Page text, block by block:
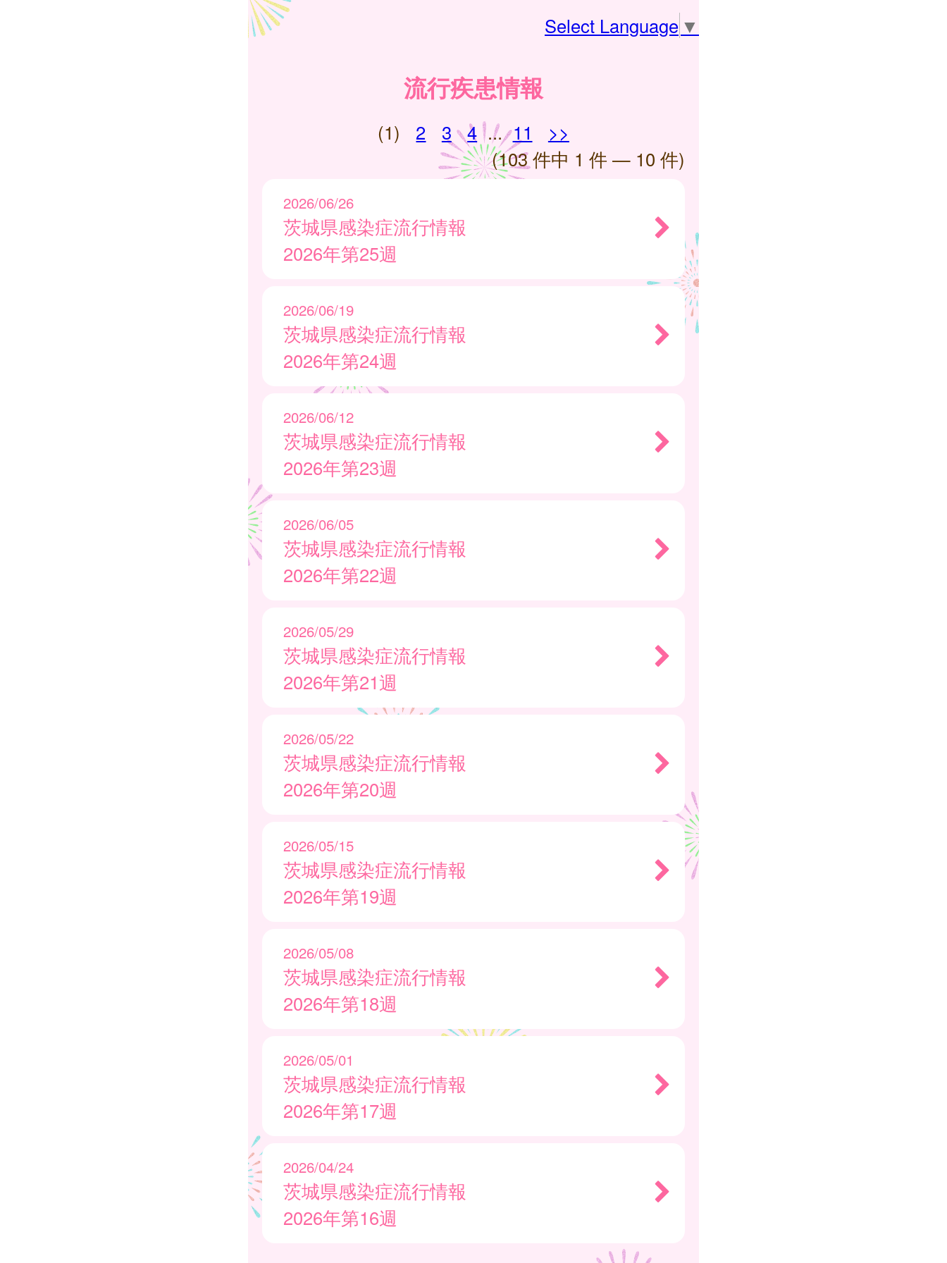
Select Language ▼
流行疾患情報
(1) 2 3 4 ... 11
>>
(103 件中 1 件 — 10 件)
2026/06/26
茨城県感染症流行情報
2026年第25週
2026/06/19
茨城県感染症流行情報
2026年第24週
2026/06/12
茨城県感染症流行情報
2026年第23週
2026/06/05
茨城県感染症流行情報
2026年第22週
2026/05/29
茨城県感染症流行情報
2026年第21週
2026/05/22
茨城県感染症流行情報
2026年第20週
2026/05/15
茨城県感染症流行情報
2026年第19週
2026/05/08
茨城県感染症流行情報
2026年第18週
2026/05/01
茨城県感染症流行情報
2026年第17週
2026/04/24
茨城県感染症流行情報
2026年第16週